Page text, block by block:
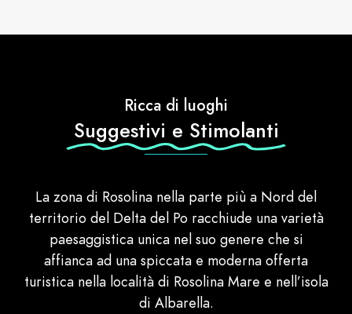
Ricca di luoghi
Suggestivi e Stimolanti
La zona di Rosolina nella parte più a Nord del
territorio del Delta del Po racchiude una varietà
paesaggistica unica nel suo genere che si
affianca ad una spiccata e moderna offerta
turistica nella località di Rosolina Mare e nell’isola
di Albarella.